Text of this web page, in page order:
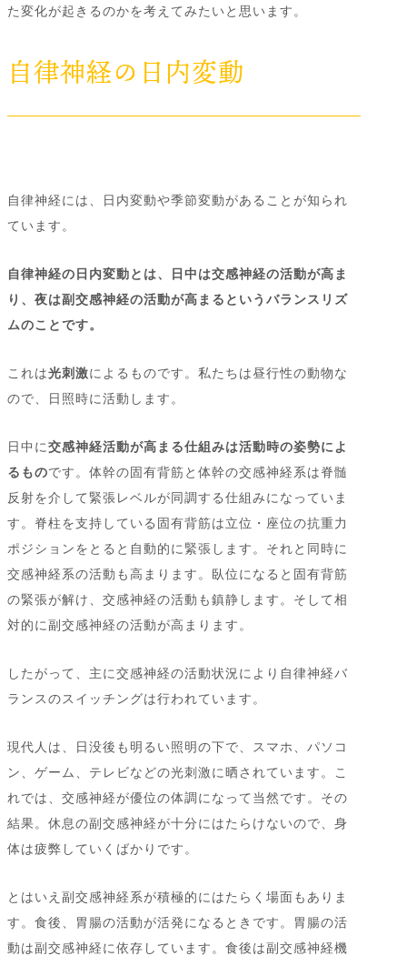
た変化が起きるのかを考えてみたいと思います。
自律神経の日内変動
自律神経には、日内変動や季節変動があることが知られ
ています。
自律神経の日内変動とは、日中は交感神経の活動が高ま
り、夜は副交感神経の活動が高まるというバランスリズ
ムのことです。
これは光刺激によるものです。私たちは昼行性の動物な
ので、日照時に活動します。
日中に交感神経活動が高まる仕組みは活動時の姿勢によ
るものです。体幹の固有背筋と体幹の交感神経系は脊髄
反射を介して緊張レベルが同調する仕組みになっていま
す。脊柱を支持している固有背筋は立位・座位の抗重力
ポジションをとると自動的に緊張します。それと同時に
交感神経系の活動も高まります。臥位になると固有背筋
の緊張が解け、交感神経の活動も鎮静します。そして相
対的に副交感神経の活動が高まります。
したがって、主に交感神経の活動状況により自律神経バ
ランスのスイッチングは行われています。
現代人は、日没後も明るい照明の下で、スマホ、パソコ
ン、ゲーム、テレビなどの光刺激に晒されています。こ
れでは、交感神経が優位の体調になって当然です。その
結果。休息の副交感神経が十分にはたらけないので、身
体は疲弊していくばかりです。
とはいえ副交感神経系が積極的にはたらく場面もありま
す。食後、胃腸の活動が活発になるときです。胃腸の活
動は副交感神経に依存しています。食後は副交感神経機